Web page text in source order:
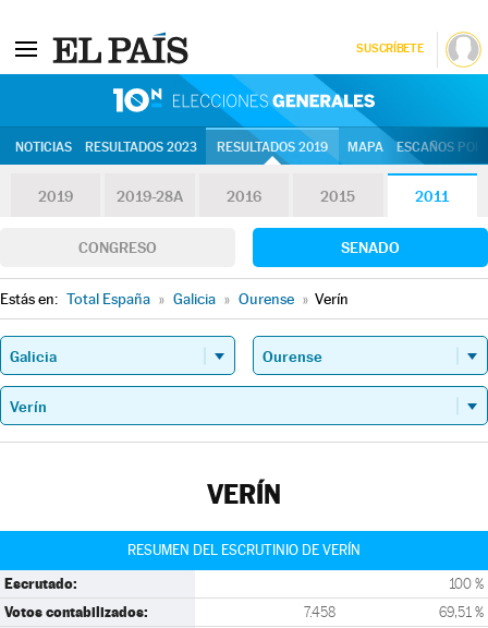
SUSCRÍBETE
NOTICIAS RESULTADOS 2023 RESULTADOS 2019 MAPA ESCAÑOS
2019 2019-28A 2016 2015 2011
CONGRESO SENADO
Estás en: Total España » Galicia » Ourense » Verín
VERÍN
RESUMEN DEL ESCRUTINIO DE VERÍN
Escrutado: 100 %
Votos contabilizados: 7.458 69,51 %